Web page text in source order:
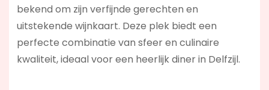
bekend om zijn verfijnde gerechten en
uitstekende wijnkaart. Deze plek biedt een
perfecte combinatie van sfeer en culinaire
kwaliteit, ideaal voor een heerlijk diner in Delfzijl.